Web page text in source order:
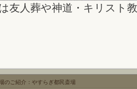
友人葬や神道・キリスト
のご紹介：やすらぎ都民斎場